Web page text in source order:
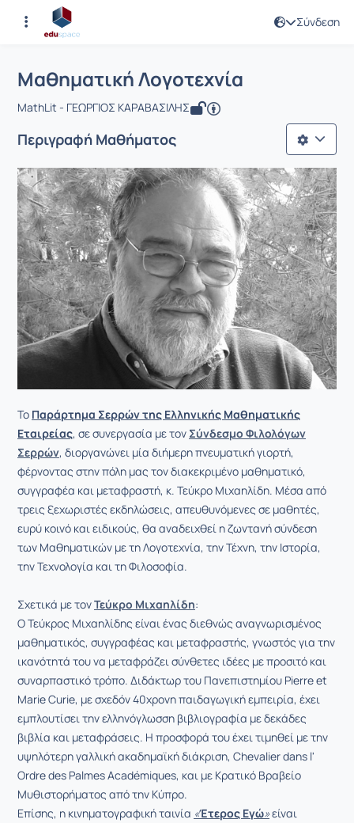
Σύνδεση
Αρχική Σελίδα
Μάθημα : Μαθηματική Λογοτεχνία
Κωδικός : EDUSEM161
Μαθηματική Λογοτεχνία
MathLit - ΓΕΩΡΓΙΟΣ ΚΑΡΑΒΑΣΙΛΗΣ
Περιγραφή Μαθήματος
Το Παράρτημα Σερρών της Ελληνικής Μαθηματικής
Εταιρείας, σε συνεργασία με τον Σύνδεσμο Φιλολόγων
Σερρών, διοργανώνει μία διήμερη πνευματική γιορτή,
φέρνοντας στην πόλη μας τον διακεκριμένο μαθηματικό,
συγγραφέα και μεταφραστή, κ. Τεύκρο Μιχαηλίδη. Μέσα από
τρεις ξεχωριστές εκδηλώσεις, απευθυνόμενες σε μαθητές,
ευρύ κοινό και ειδικούς, θα αναδειχθεί η ζωντανή σύνδεση
των Μαθηματικών με τη Λογοτεχνία, την Τέχνη, την Ιστορία,
την Τεχνολογία και τη Φιλοσοφία.
Σχετικά με τονΤεύκρο Μιχαηλίδη:
Ο Τεύκρος Μιχαηλίδης είναι ένας διεθνώς αναγνωρισμένος
μαθηματικός, συγγραφέας και μεταφραστής, γνωστός για την
ικανότητά του να μεταφράζει σύνθετες ιδέες με προσιτό και
συναρπαστικό τρόπο. Διδάκτωρ του Πανεπιστημίου Pierre et
Marie Curie, με σχεδόν 40χρονη παιδαγωγική εμπειρία, έχει
εμπλουτίσει την ελληνόγλωσση βιβλιογραφία με δεκάδες
βιβλία και μεταφράσεις. Η προσφορά του έχει τιμηθεί με την
υψηλότερη γαλλική ακαδημαϊκή διάκριση, Chevalier dans l'
Ordre des Palmes Académiques, και με Κρατικό Βραβείο
Μυθιστορήματος από την Κύπρο.
Επίσης, η κινηματογραφική ταινία «Έτερος Εγώ»είναι